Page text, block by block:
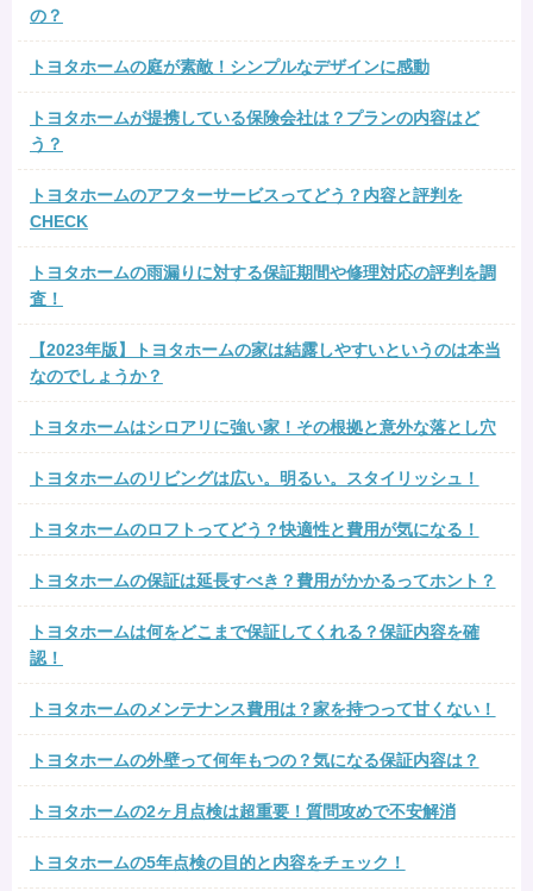
の？
トヨタホームの庭が素敵！シンプルなデザインに感動
トヨタホームが提携している保険会社は？プランの内容はど
う？
トヨタホームのアフターサービスってどう？内容と評判を
CHECK
トヨタホームの雨漏りに対する保証期間や修理対応の評判を調
査！
【2023年版】トヨタホームの家は結露しやすいというのは本当
なのでしょうか？
トヨタホームはシロアリに強い家！その根拠と意外な落とし穴
トヨタホームのリビングは広い。明るい。スタイリッシュ！
トヨタホームのロフトってどう？快適性と費用が気になる！
トヨタホームの保証は延長すべき？費用がかかるってホント？
トヨタホームは何をどこまで保証してくれる？保証内容を確
認！
トヨタホームのメンテナンス費用は？家を持つって甘くない！
トヨタホームの外壁って何年もつの？気になる保証内容は？
トヨタホームの2ヶ月点検は超重要！質問攻めで不安解消
トヨタホームの5年点検の目的と内容をチェック！